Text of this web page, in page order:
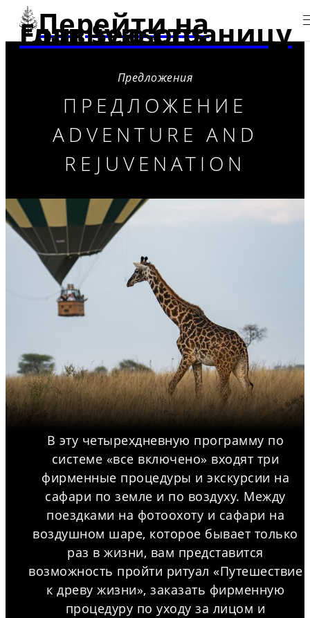
Перейти на
главную страницу Four Seasons
Предложения
ПРЕДЛОЖЕНИЕ
ADVENTURE AND
REJUVENATION
В эту четырехдневную программу по
системе «все включено» входят три
фирменные процедуры и экскурсии на
сафари по земле и по воздуху. Между
поездками на фотоохоту и сафари на
воздушном шаре, которое бывает только
раз в жизни, вам представится
возможность пройти ритуал «Путешествие
к древу жизни», заказать фирменную
процедуру по уходу за лицом и